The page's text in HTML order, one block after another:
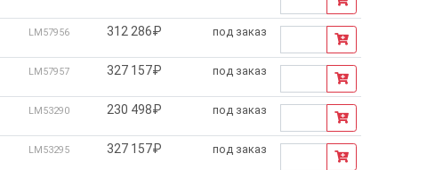
LM57956 312 286₽ под заказ
LM57957 327 157₽ под заказ
LM53290 230 498₽ под заказ
LM53295 327 157₽ под заказ